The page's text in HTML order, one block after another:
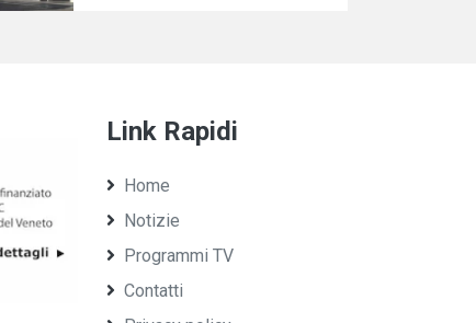
Link Rapidi
Home
Notizie
Programmi TV
Contatti